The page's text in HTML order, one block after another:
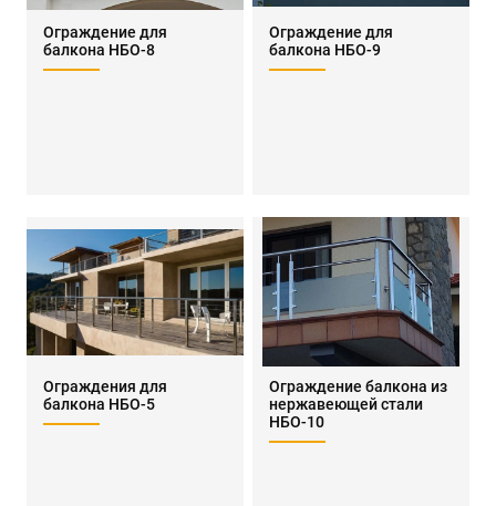
Ограждение для
балкона НБО-8
Ограждение для
балкона НБО-9
Ограждения для
балкона НБО-5
Ограждение балкона из
нержавеющей стали
НБО-10